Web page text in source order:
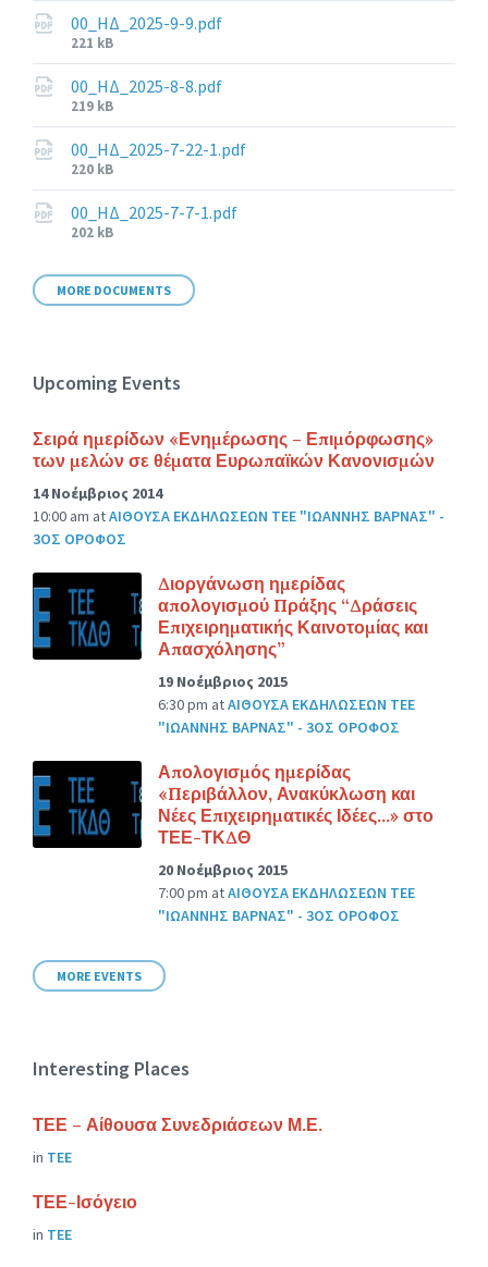
00_ΗΔ_2025-9-9.pdf
File
size:
221 kB
00_ΗΔ_2025-8-8.pdf
File
size:
219 kB
00_ΗΔ_2025-7-22-1.pdf
File
size:
220 kB
00_ΗΔ_2025-7-7-1.pdf
File
202 kB
MORE DOCUMENTS
Upcoming Events
Σειρά ημερίδων «Ενημέρωσης – Επιμόρφωσης»
των μελών σε θέματα Ευρωπαϊκών Κανονισμών
14 Νοέμβριος 2014
10:00 am atΑΙΘΟΥΣΑ ΕΚΔΗΛΩΣΕΩΝ ΤΕΕ "ΙΩΑΝΝΗΣ ΒΑΡΝΑΣ" -
3ΟΣ ΟΡΟΦΟΣ
Διοργάνωση ημερίδας
απολογισμού Πράξης “Δράσεις
Επιχειρηματικής Καινοτομίας και
Απασχόλησης”
19 Νοέμβριος 2015
6:30 pm atΑΙΘΟΥΣΑ ΕΚΔΗΛΩΣΕΩΝ ΤΕΕ
"ΙΩΑΝΝΗΣ ΒΑΡΝΑΣ" - 3ΟΣ ΟΡΟΦΟΣ
Απολογισμός ημερίδας
«Περιβάλλον, Ανακύκλωση και
Νέες Επιχειρηματικές Ιδέες…» στο
ΤΕΕ-ΤΚΔΘ
20 Νοέμβριος 2015
7:00 pm atΑΙΘΟΥΣΑ ΕΚΔΗΛΩΣΕΩΝ ΤΕΕ
"ΙΩΑΝΝΗΣ ΒΑΡΝΑΣ" - 3ΟΣ ΟΡΟΦΟΣ
MORE EVENTS
Interesting Places
ΤΕΕ – Αίθουσα Συνεδριάσεων Μ.Ε.
in ΤΕΕ
ΤΕΕ-Ισόγειο
in ΤΕΕ